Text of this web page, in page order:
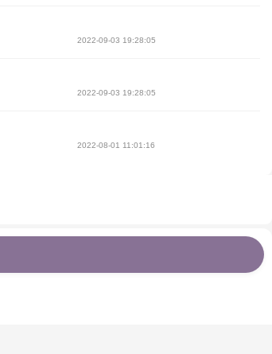
2022-09-03 19:28:05
2022-09-03 19:28:05
2022-08-01 11:01:16